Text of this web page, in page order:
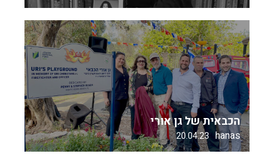
הכבאית של גן אורי
hanas
20.04.23